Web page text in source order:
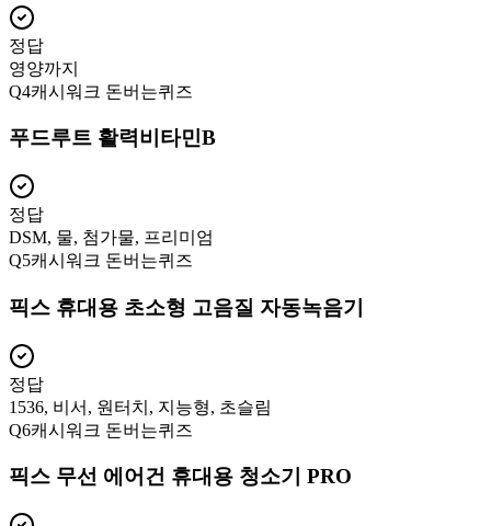
정답
영양까지
Q4캐시워크 돈버는퀴즈
푸드루트 활력비타민B
정답
DSM, 물, 첨가물, 프리미엄
Q5캐시워크 돈버는퀴즈
픽스 휴대용 초소형 고음질 자동녹음기
정답
1536, 비서, 원터치, 지능형, 초슬림
Q6캐시워크 돈버는퀴즈
픽스 무선 에어건 휴대용 청소기 PRO